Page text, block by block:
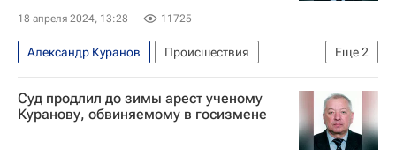
18 апреля 2024, 13:28 11725
Еще2
Александр Куранов
Происшествия
Россия
Санкт-Петербургский городской суд
Суд продлил до зимы арест ученому
Куранову, обвиняемому в госизмене